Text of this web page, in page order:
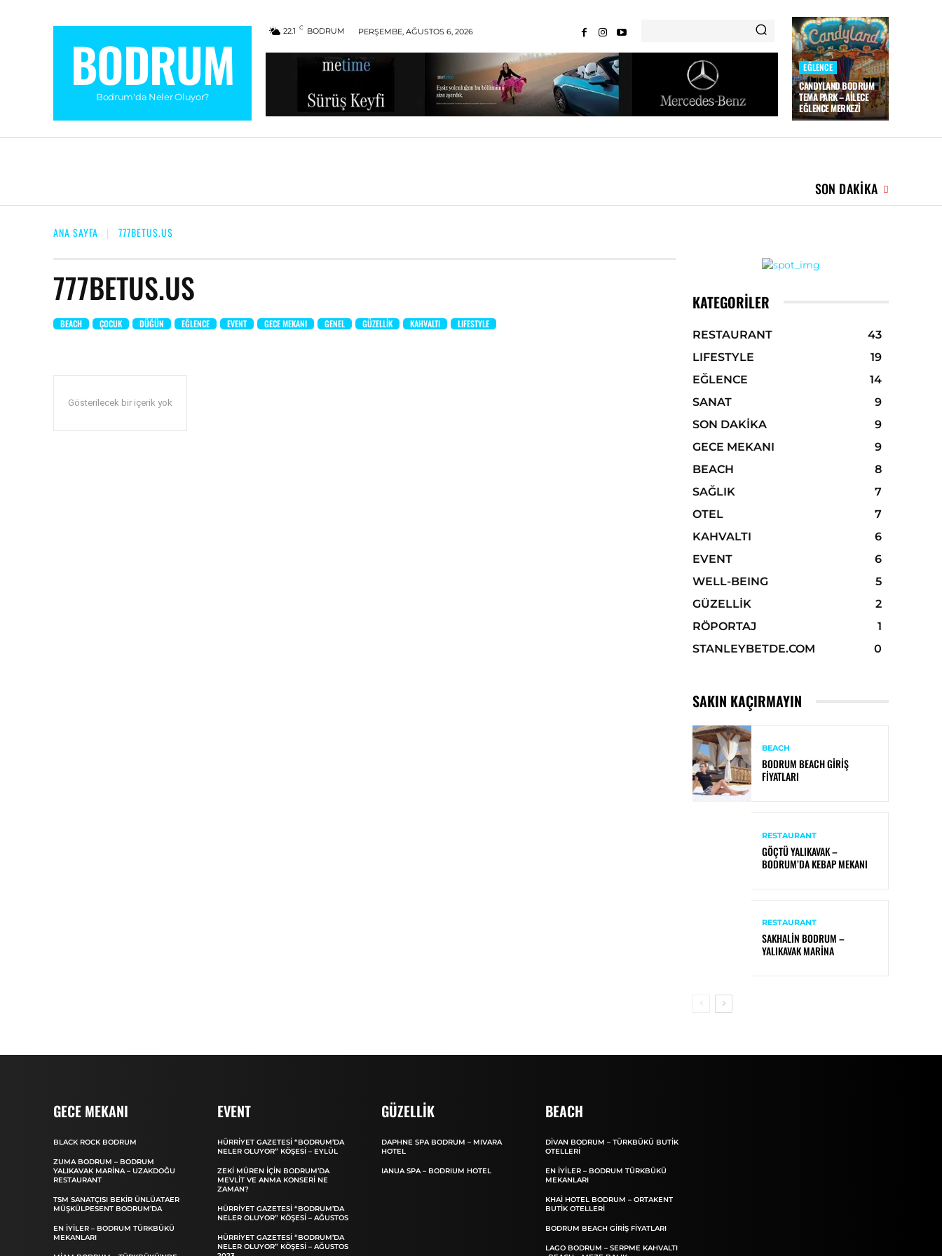
BODRUM
Bodrum'da Neler Oluyor?
22.1 C BODRUM PERŞEMBE, AĞUSTOS 6, 2026
EĞLENCE
CANDYLAND BODRUM
TEMA PARK – AILECE
EĞLENCE MERKEZI
SON DAKIKA
ANA SAYFA 777BETUS.US
777BETUS.US
BEACH ÇOCUK DÜĞÜN EĞLENCE EVENT GECE MEKANI GENEL GÜZELLIK KAHVALTI LIFESTYLE
Gösterilecek bir içerik yok
KATEGORILER
RESTAURANT
43
LIFESTYLE
19
EĞLENCE
14
SANAT
9
SON DAKIKA
9
GECE MEKANI
9
BEACH
8
SAĞLIK
7
OTEL
7
KAHVALTI
6
EVENT
6
WELL-BEING
5
GÜZELLIK
2
RÖPORTAJ
1
STANLEYBETDE.COM
0
SAKIN KAÇIRMAYIN
BEACH
BODRUM BEACH GIRIŞ
FIYATLARI
RESTAURANT
GÖÇTÜ YALIKAVAK –
BODRUM’DA KEBAP MEKANI
RESTAURANT
SAKHALIN BODRUM –
YALIKAVAK MARINA
GECE MEKANI
BLACK ROCK BODRUM
ZUMA BODRUM – BODRUM
YALIKAVAK MARINA – UZAKDOĞU
RESTAURANT
TSM SANATÇISI BEKIR ÜNLÜATAER
MÜŞKÜLPESENT BODRUM’DA
EN İYILER – BODRUM TÜRKBÜKÜ
MEKANLARI
EVENT
HÜRRIYET GAZETESI “BODRUM’DA
NELER OLUYOR” KÖŞESI – EYLÜL
ZEKI MÜREN IÇIN BODRUM’DA
MEVLIT VE ANMA KONSERI NE
ZAMAN?
HÜRRIYET GAZETESI “BODRUM’DA
NELER OLUYOR” KÖŞESI – AĞUSTOS
HÜRRIYET GAZETESI “BODRUM’DA
NELER OLUYOR” KÖŞESI – AĞUSTOS
GÜZELLIK
DAPHNE SPA BODRUM – MIVARA
HOTEL
IANUA SPA – BODRIUM HOTEL
BEACH
DIVAN BODRUM – TÜRKBÜKÜ BUTIK
OTELLERI
EN İYILER – BODRUM TÜRKBÜKÜ
MEKANLARI
KHAI HOTEL BODRUM – ORTAKENT
BUTIK OTELLERI
BODRUM BEACH GIRIŞ FIYATLARI
LAGO BODRUM – SERPME KAHVALTI